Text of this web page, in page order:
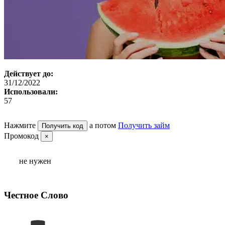
Действует до:
31/12/2022
Использовали:
57
Нажмите Получить код а потом Получить займ
Промокод
×
не нужен
Честное Слово